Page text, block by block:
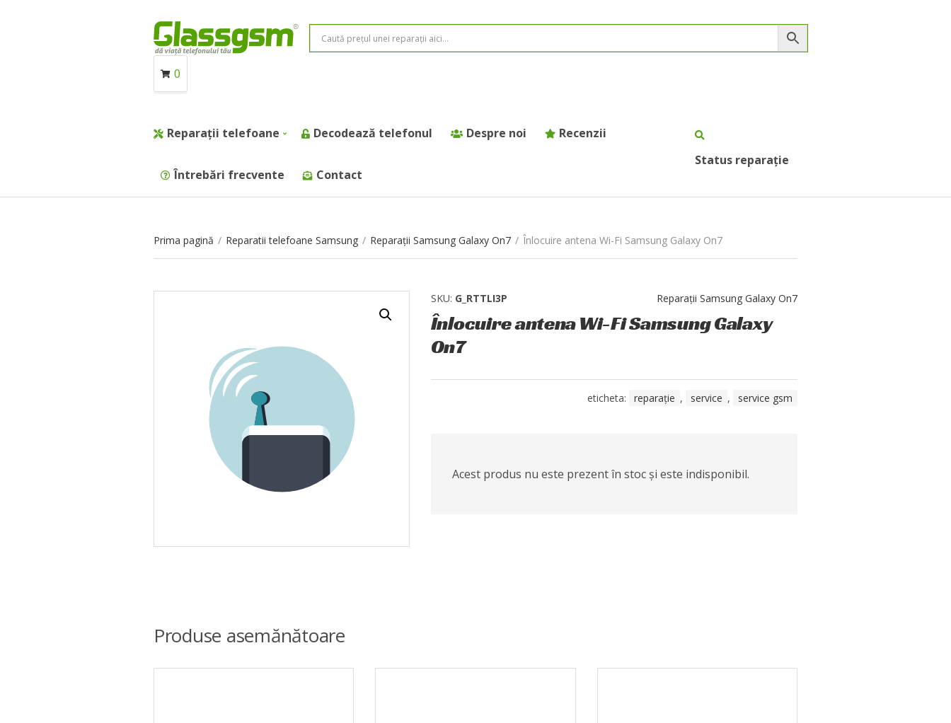
0
Reparații telefoane Decodează telefonul Despre noi Recenzii
Întrebări frecvente Contact
Status reparație
Prima pagină / Reparatii telefoane Samsung / Reparații Samsung Galaxy On7 / Înlocuire antena Wi-Fi Samsung Galaxy On7
SKU: G_RTTLI3P Reparații Samsung Galaxy On7
Înlocuire antena Wi-Fi Samsung Galaxy
On7
eticheta: reparație , service , service gsm
Acest produs nu este prezent în stoc și este indisponibil.
Produse asemănătoare